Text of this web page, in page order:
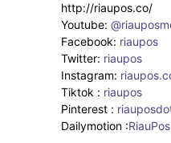
http://riaupos.co/
Youtube:
Facebook: riaupos
Twitter: riaupos
Instagram:
Tiktok : riaupos
Pinterest :
Dailymotion :RiauPos